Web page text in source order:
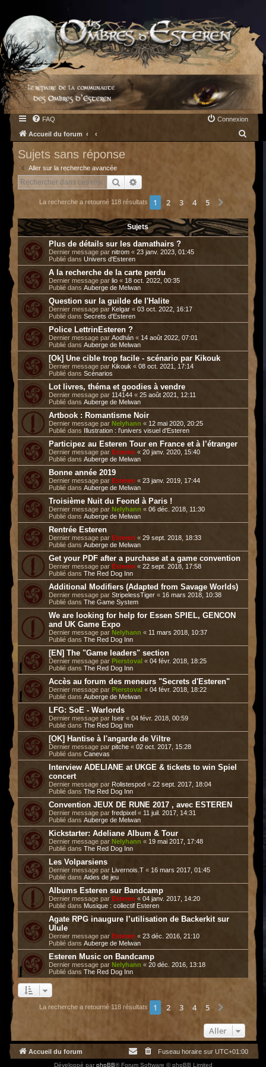
FAQ Connexion
Accueil du forum
c
h
Sujets sans réponse
Aller sur la recherche avancée
Rechercher
La recherche a retourné 118 résultats 1 2 3 4 5
Sujets
Plus de détails sur les damathairs ?
Dernier message par nitrom « 23 janv. 2023, 01:45
Publié dans Univers d'Esteren
A la recherche de la carte perdu
Dernier message par lio « 18 oct. 2022, 00:35
Publié dans Auberge de Melwan
Question sur la guilde de l'Halite
Dernier message par Kelgar « 03 oct. 2022, 16:17
Publié dans Secrets d'Esteren
Police LettrinEsteren ?
Dernier message par Aodhán « 14 août 2022, 07:01
Publié dans Auberge de Melwan
[Ok] Une cible trop facile - scénario par Kikouk
Dernier message par Kikouk « 08 oct. 2021, 17:14
Publié dans Scénarios
Lot livres, théma et goodies à vendre
Dernier message par 114144 « 25 août 2021, 12:11
Publié dans Auberge de Melwan
Artbook : Romantisme Noir
Dernier message par Nelyhann « 12 mai 2020, 20:25
Publié dans
Illustration : l'univers visuel d'Esteren
Participez au Esteren Tour en France et à l’étranger
Dernier message par Esteren « 20 janv. 2020, 15:40
Publié dans Auberge de Melwan
Bonne année 2019
Dernier message par Esteren « 23 janv. 2019, 17:44
Publié dans Auberge de Melwan
Troisième Nuit du Feond à Paris !
Dernier message par Nelyhann « 06 déc. 2018, 11:30
Publié dans Auberge de Melwan
Rentrée Esteren
Dernier message par Esteren « 29 sept. 2018, 18:33
Publié dans Auberge de Melwan
Get your PDF after a purchase at a game convention
Dernier message par Esteren « 22 sept. 2018, 17:58
Publié dans The Red Dog Inn
Additional Modifiers (Adapted from Savage Worlds)
Dernier message par StripelessTiger « 16 mars 2018, 10:38
Publié dans The Game System
We are looking for help for Essen SPIEL, GENCON
and UK Game Expo
Dernier message par Nelyhann « 11 mars 2018, 10:37
Publié dans The Red Dog Inn
[EN] The "Game leaders" section
Dernier message par Pierstoval « 04 févr. 2018, 18:25
Publié dans The Red Dog Inn
Accès au forum des meneurs "Secrets d'Esteren"
Dernier message par Pierstoval « 04 févr. 2018, 18:22
Publié dans Auberge de Melwan
LFG: SoE - Warlords
Dernier message par Iseir « 04 févr. 2018, 00:59
Publié dans The Red Dog Inn
[OK] Hantise à l'angarde de Viltre
Dernier message par pitche « 02 oct. 2017, 15:28
Publié dans Canevas
Interview ADELIANE at UKGE & tickets to win Spiel
concert
Dernier message par Rolistespod « 22 sept. 2017, 18:04
Publié dans The Red Dog Inn
Convention JEUX DE RUNE 2017 , avec ESTEREN
Dernier message par fredpixel « 11 juil. 2017, 14:31
Publié dans Auberge de Melwan
Kickstarter: Adeliane Album & Tour
Dernier message par Nelyhann « 19 mai 2017, 17:48
Publié dans The Red Dog Inn
Les Volparsiens
Dernier message par Livernois.T « 16 mars 2017, 01:45
Publié dans Aides de jeu
Albums Esteren sur Bandcamp
Dernier message par Esteren « 04 janv. 2017, 14:20
Publié dans Musique : collectif Esteren
Agate RPG inaugure l’utilisation de Backerkit sur
Ulule
Dernier message par Esteren « 23 déc. 2016, 21:10
Publié dans Auberge de Melwan
Esteren Music on Bandcamp
Dernier message par Nelyhann « 20 déc. 2016, 13:18
Publié dans The Red Dog Inn
La recherche a retourné 118 résultats 1 2 3 4 5
Aller
Accueil du forum Fuseau horaire sur UTC+01:00
Développé par phpBB® Forum Software © phpBB Limited